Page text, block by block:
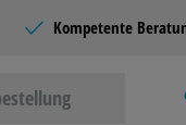
Kompetente